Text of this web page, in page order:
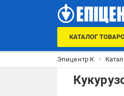
КАТАЛОГ
Эпицентр К